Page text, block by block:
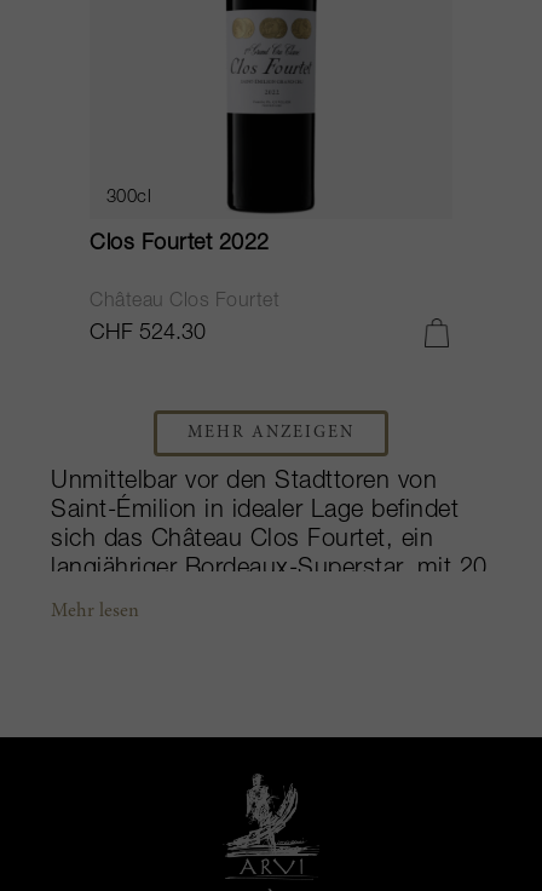
300cl
Clos Fourtet 2022
Château Clos Fourtet
CHF 524.30
MEHR ANZEIGEN
Unmittelbar vor den Stadttoren von
Saint-Émilion in idealer Lage befindet
sich das Château Clos Fourtet, ein
langjähriger Bordeaux-Superstar, mit 20
Hektar Weinbergen auf den
Franc. Das Anwesen verdankt seinen
Namen und hohen Standort seiner
langen Geschichte, in der das Clos
Fourtet (“Lager Fourtet”) anfangs als
mittelalterliche Festung zur Verteidigung
Mehr lesen